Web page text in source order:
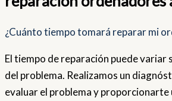
¿Cuánto tiempo tomará reparar mi
El tiempo de reparación puede variar
del problema. Realizamos un
evaluar el problema y proporcionarte